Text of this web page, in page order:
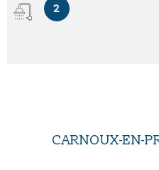
2
CARNOUX-EN-